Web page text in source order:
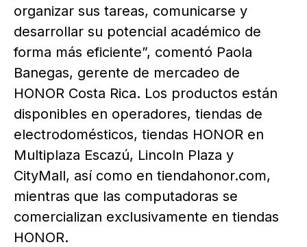
organizar sus tareas, comunicarse y
desarrollar su potencial académico de
forma más eficiente”, comentó Paola
Banegas, gerente de mercadeo de
HONOR Costa Rica. Los productos están
disponibles en operadores, tiendas de
electrodomésticos, tiendas HONOR en
Multiplaza Escazú, Lincoln Plaza y
CityMall, así como en tiendahonor.com,
mientras que las computadoras se
comercializan exclusivamente en tiendas
HONOR.